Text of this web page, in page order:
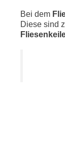
Bei dem
Diese sind